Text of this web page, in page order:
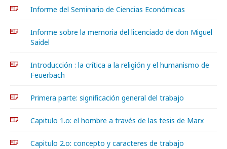
Informe del Seminario de Ciencias Económicas
Informe sobre la memoria del licenciado de don Miguel
Saidel
Introducción : la crítica a la religión y el humanismo de
Feuerbach
Primera parte: significación general del trabajo
Capitulo 1.o: el hombre a través de las tesis de Marx
Capitulo 2.o: concepto y caracteres de trabajo